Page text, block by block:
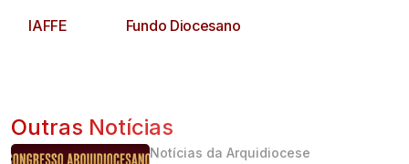
IAFFE Fundo Diocesano
Outras Notícias
Notícias da Arquidiocese